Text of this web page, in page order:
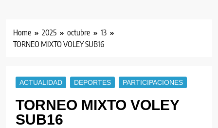
Home 2025 octubre
13
TORNEO MIXTO VOLEY SUB16
ACTUALIDAD DEPORTES PARTICIPACIONES
TORNEO MIXTO VOLEY
SUB16